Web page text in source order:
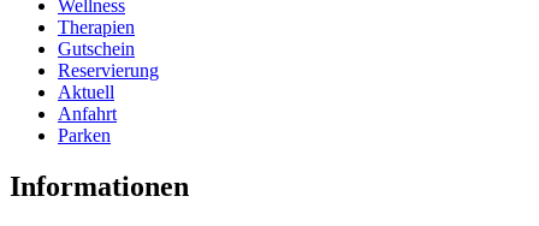
Wellness
Therapien
Gutschein
Reservierung
Aktuell
Anfahrt
Parken
Informationen